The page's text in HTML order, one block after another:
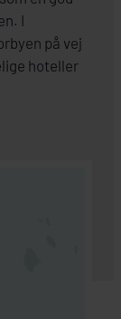
I
på vej
hoteller